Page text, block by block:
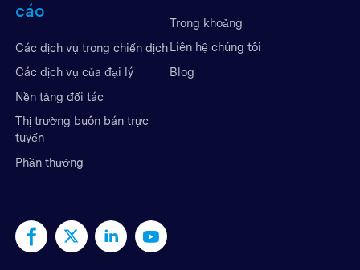
cáo
Các dịch vụ trong chiến dịch
Các dịch vụ của đại lý
Nền tảng đối tác
Thị trường buôn bán trực
tuyến
Phần thưởng
Trong khoảng
Liên hệ chúng tôi
Blog